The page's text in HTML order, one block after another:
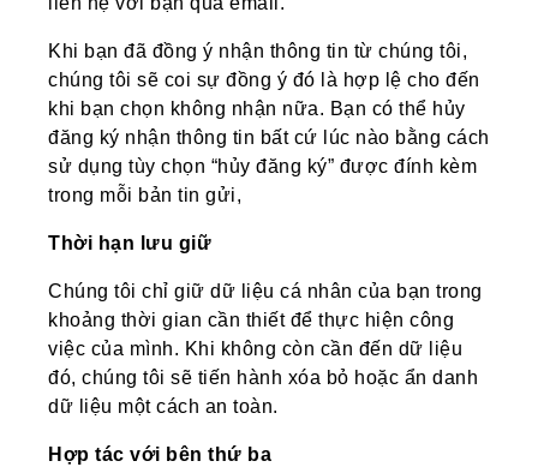
Khi bạn đã đồng ý nhận thông tin từ chúng tôi,
chúng tôi sẽ coi sự đồng ý đó là hợp lệ cho đến
khi bạn chọn không nhận nữa. Bạn có thể hủy
đăng ký nhận thông tin bất cứ lúc nào bằng cách
sử dụng tùy chọn “hủy đăng ký” được đính kèm
trong mỗi bản tin gửi,
Thời hạn lưu giữ
Chúng tôi chỉ giữ dữ liệu cá nhân của bạn trong
khoảng thời gian cần thiết để thực hiện công
việc của mình. Khi không còn cần đến dữ liệu
đó, chúng tôi sẽ tiến hành xóa bỏ hoặc ẩn danh
dữ liệu một cách an toàn.
Hợp tác với bên thứ ba